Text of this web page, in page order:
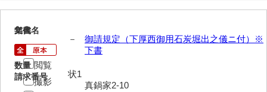
鹿島家文書
鍛冶利吉文書
11
文書名
御請規定（下厚西御用石炭堀出之儀ニ付）※
下書
請求番号
真鍋家2-10
年代
－
数量
状1
閲覧
撮影